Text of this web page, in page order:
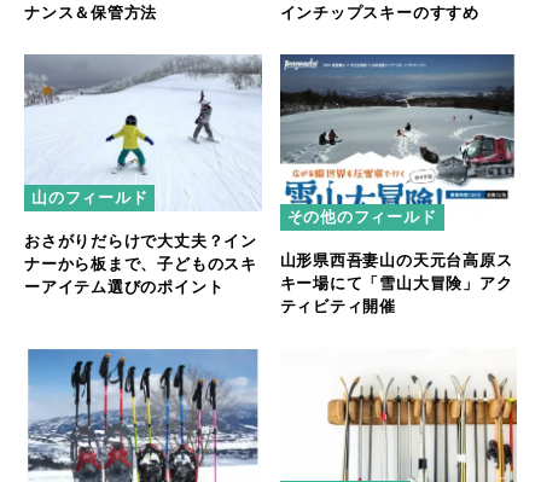
ナンス＆保管方法
インチップスキーのすすめ
山のフィールド
おさがりだらけで大丈夫？イン
ナーから板まで、子どものスキ
ーアイテム選びのポイント
その他のフィールド
山形県西吾妻山の天元台高原ス
キー場にて「雪山大冒険」アク
ティビティ開催